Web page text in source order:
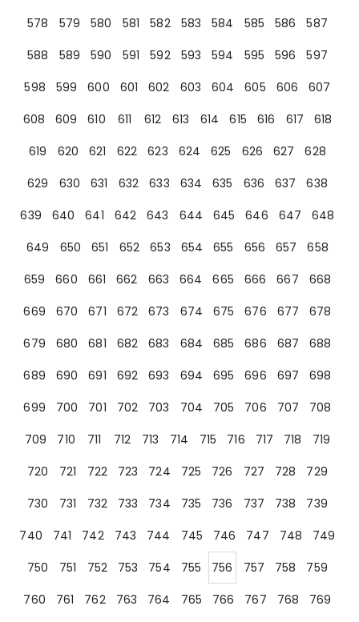
578
579 580 581 582 583 584 585 586
587
588
589 590 591 592 593 594 595 596
597
598
599 600 601 602 603 604 605 606
607
608
609 610 611 612 613 614 615 616 617
618
619
620 621 622 623 624 625 626 627
628
629
630 631 632 633 634 635 636 637
638
639
640 641 642 643 644 645 646 647
648
649
650 651 652 653 654 655 656 657
658
659
660 661 662 663 664 665 666 667
668
669
670 671 672 673 674 675 676 677
678
679
680 681 682 683 684 685 686 687
688
689
690 691 692 693 694 695 696 697
698
699
700 701 702 703 704 705 706 707
708
709
710 711 712 713 714 715 716 717 718
719
720
721 722 723 724 725 726 727 728
729
730
731 732 733 734 735 736 737 738
739
740
741 742 743 744 745 746 747 748
749
750
751 752 753 754 755 756 757 758
759
760
761 762 763 764 765 766 767 768
769